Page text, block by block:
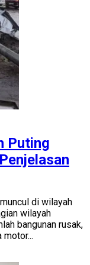
Puting
di wilayah
wilayah
bangunan rusak,